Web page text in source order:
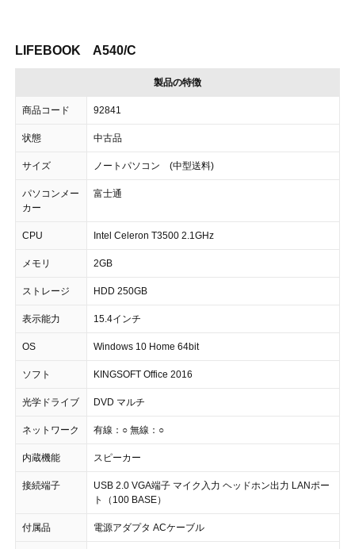
LIFEBOOK A540/C
製品の特徴
商品コード 92841
状態 中古品
サイズ ノートパソコン (中型送料)
パソコンメー
カー
富士通
CPU Intel Celeron T3500 2.1GHz
メモリ 2GB
ストレージ HDD 250GB
表示能力 15.4インチ
OS Windows 10 Home 64bit
ソフト KINGSOFT Office 2016
光学ドライブ DVD マルチ
ネットワーク 有線：○ 無線：○
内蔵機能 スピーカー
接続端子
USB 2.0 VGA端子 マイク入力 ヘッドホン出力 LANポー
ト（100 BASE）
付属品 電源アダプタ ACケーブル